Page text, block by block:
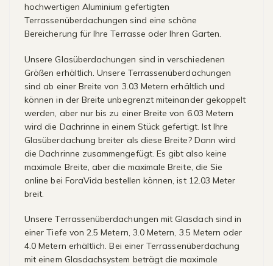
hochwertigen Aluminium gefertigten
Terrassenüberdachungen sind eine schöne
Bereicherung für Ihre Terrasse oder Ihren Garten.
Unsere Glasüberdachungen sind in verschiedenen
Größen erhältlich. Unsere Terrassenüberdachungen
sind ab einer Breite von 3.03 Metern erhältlich und
können in der Breite unbegrenzt miteinander gekoppelt
werden, aber nur bis zu einer Breite von 6.03 Metern
wird die Dachrinne in einem Stück gefertigt. Ist Ihre
Glasüberdachung breiter als diese Breite? Dann wird
die Dachrinne zusammengefügt. Es gibt also keine
maximale Breite, aber die maximale Breite, die Sie
online bei ForaVida bestellen können, ist 12.03 Meter
breit.
Unsere Terrassenüberdachungen mit Glasdach sind in
einer Tiefe von 2.5 Metern, 3.0 Metern, 3.5 Metern oder
4.0 Metern erhältlich. Bei einer Terrassenüberdachung
mit einem Glasdachsystem beträgt die maximale